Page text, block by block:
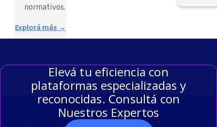
normativos.
Explorá más →
Elevá tu eficiencia con
plataformas especializadas y
reconocidas. Consultá con
Nuestros Expertos